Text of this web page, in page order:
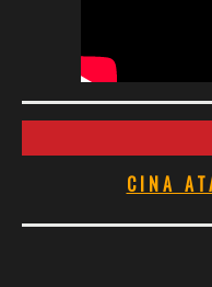
CINA